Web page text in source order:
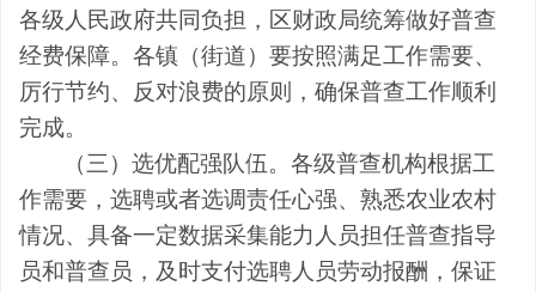
各级人民政府共同负担，区财政局统筹做好普查
经费保障。各镇（街道）要按照满足工作需要、
厉行节约、反对浪费的原则，确保普查工作顺利
完成。
（三 ）选优配强队伍。各级普查机构根据工
作需要，选聘或者选调责任心强、熟悉农业农村
情况、具备一定数据采集能力人员担任普查指导
员和普查员，及时支付选聘人员劳动报酬，保证